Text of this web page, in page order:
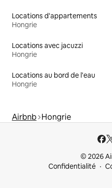
Locations d'appartements
Hongrie
Locations avec jacuzzi
Hongrie
Locations au bord de l'eau
Hongrie
Airbnb Hongrie
© 2026
Confidentialité